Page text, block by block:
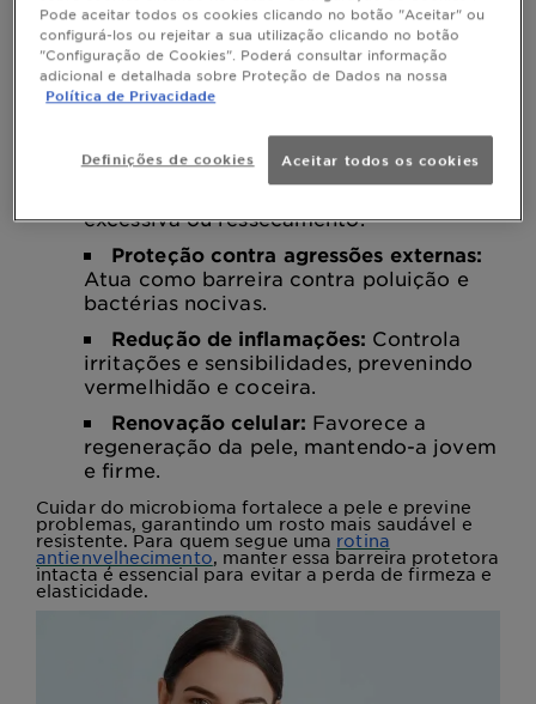
Por que é importante cuidar do
microbioma da pele?
Manter omicrobioma da peleequilibrado é
essencial para a saúde cutânea. Quando
acne, eczema e envelhecimento precoce.
Equilíbrio da pele:Regula a produção
de sebo, prevenindo oleosidade
excessiva ou ressecamento.
Proteção contra agressões externas:
Atua como barreira contra poluição e
bactérias nocivas.
Redução de inflamações: Controla
irritações e sensibilidades, prevenindo
vermelhidão e coceira.
Renovação celular: Favorece a
regeneração da pele, mantendo-a jovem
e firme.
Cuidar do microbioma fortalece a pele e previne
problemas, garantindo um rosto mais saudável e
resistente. Para quem segue uma rotina
antienvelhecimento , manter essa barreira protetora
intacta é essencial para evitar a perda de firmeza e
elasticidade.
Pode aceitar todos os cookies clicando no botão "Aceitar" ou
configurá-los ou rejeitar a sua utilização clicando no botão
"Configuração de Cookies". Poderá consultar informação
adicional e detalhada sobre Proteção de Dados na nossa
Política de Privacidade
Definições de cookies Aceitar todos os cookies